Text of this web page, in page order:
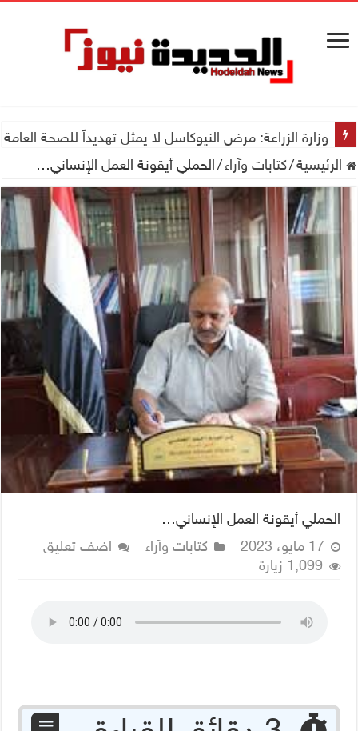
وزارة الزراعة: مرض النيوكاسل لا يمثل تهديداً للصحة العامة
الرئيسية/كتابات وآراء/الحملي أيقونة العمل الإنساني…
الحملي أيقونة العمل الإنساني…
17 مايو، 2023
كتابات وآراء
اضف تعليق
1,099 زيارة